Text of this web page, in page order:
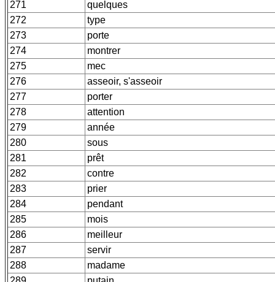
271
quelques
272
type
273
porte
274
montrer
275
mec
276
asseoir, s'asseoir
277
porter
278
attention
279
année
280
sous
281
prêt
282
contre
283
prier
284
pendant
285
mois
286
meilleur
287
servir
288
madame